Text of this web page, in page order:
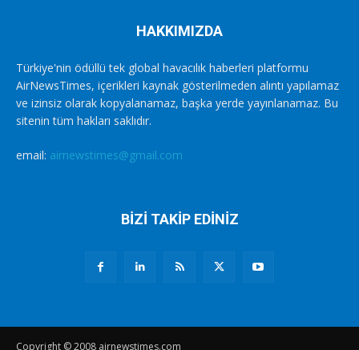
HAKKIMIZDA
Türkiye'nin ödüllü tek global havacılık haberleri platformu
AirNewsTimes, içerikleri kaynak gösterilmeden alıntı yapılamaz
ve izinsiz olarak kopyalanamaz, başka yerde yayınlanamaz. Bu
sitenin tüm hakları saklıdır.
email: airnewstimes@gmail.com
BİZİ TAKİP EDİNİZ
Copyright © 2008 airnewstimes.com